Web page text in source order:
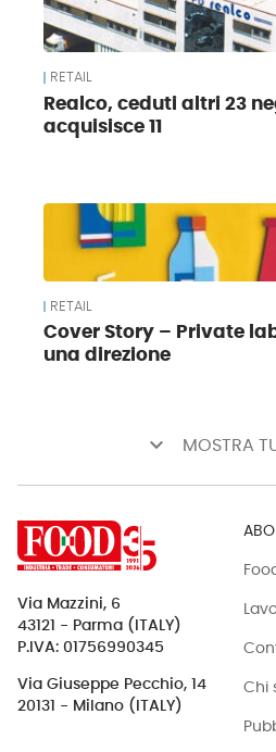
RETAIL
Realco, ceduti altri 23
acquisisce 11
RETAIL
Cover Story – Private
una direzione
keyboard_arrow_down MOSTRA
Via Mazzini, 6
43121 - Parma (ITALY)
P.IVA: 01756990345
Via Giuseppe Pecchio, 14
20131 - Milano (ITALY)
Chi